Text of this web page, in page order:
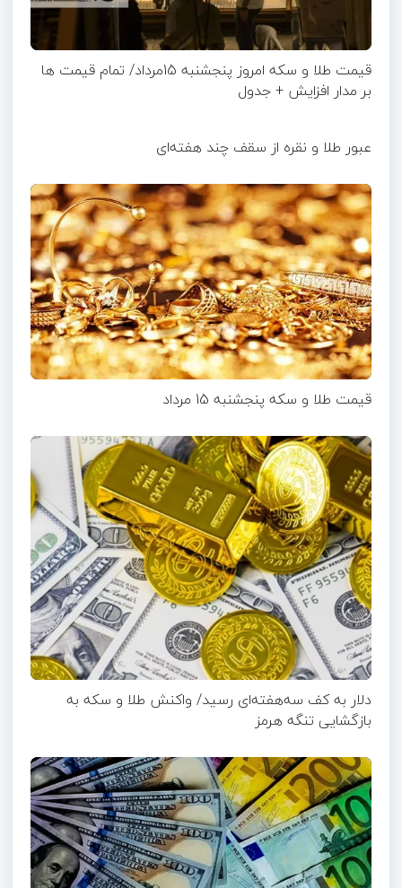
قیمت طلا و سکه امروز پنجشنبه 15مرداد/ تمام قیمت ها
بر مدار افزایش + جدول
عبور طلا و نقره از سقف چند هفته‌ای
قیمت طلا و سکه پنجشنبه 15 مرداد
دلار به کف سه‌هفته‌ای رسید/ واکنش طلا و سکه به
بازگشایی تنگه هرمز